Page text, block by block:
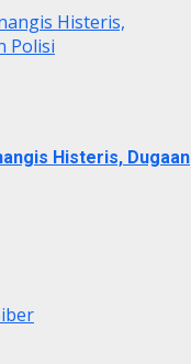
Histeris,
Polisi
Histeris, Dugaan